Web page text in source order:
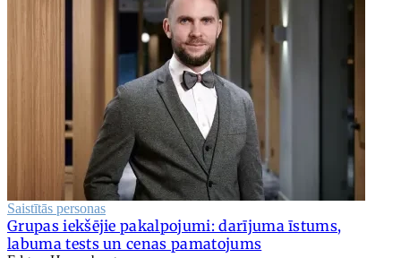
Saistītās personas
Grupas iekšējie pakalpojumi: darījuma īstums,
labuma tests un cenas pamatojums